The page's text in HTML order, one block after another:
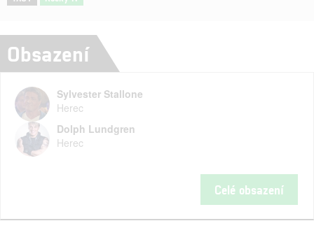
Obsazení
Sylvester Stallone
Herec
Dolph Lundgren
Herec
Celé obsazení